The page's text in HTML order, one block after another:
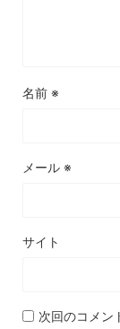
名前 ※
メール ※
サイト
次回のコメン